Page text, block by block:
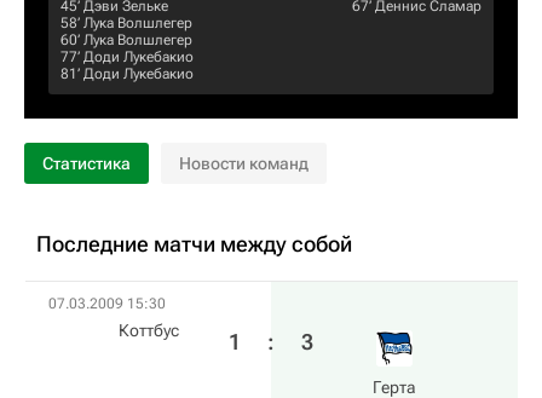
45‎’‎ Дэви Зельке
58‎’‎ Лука Волшлегер
60‎’‎ Лука Волшлегер
77‎’‎ Доди Лукебакио
81‎’‎ Доди Лукебакио
67‎’‎ Деннис Сламар
Статистика Новости команд
Последние матчи между собой
07.03.2009 15:30
Коттбус 1 : 3
Герта